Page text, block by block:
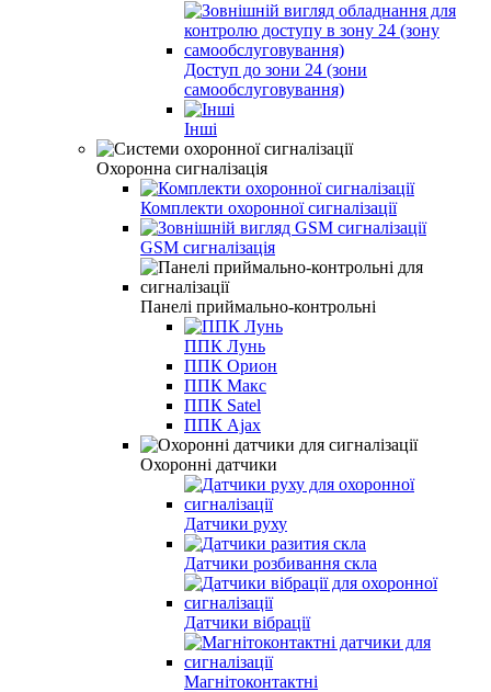
Доступ до зони 24 (зони
самообслуговування)
Інші
Охоронна сигналізація
Комплекти охоронної сигналізації
GSM сигналізація
Панелі приймально-контрольні
ППК Лунь
ППК Орион
ППК Макс
ППК Satel
ППК Ajax
Охоронні датчики
Датчики руху
Датчики розбивання скла
Датчики вібрації
Магнітоконтактні